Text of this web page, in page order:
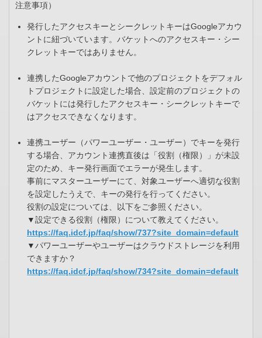
注意事項）
発行したアクセスキーとシークレットキーはGoogleアカウ
ントに紐づいています。バケットへのアクセスキー・シー
クレットキーではありません。
連携したGoogleアカウントで他のプロジェクトをデフォル
トプロジェクトに設定した場合、設定前のプロジェクトの
バケットには発行したアクセスキー・シークレットキーで
はアクセスできなくなります。
連携ユーザー（パワーユーザー・ユーザー）でキーを発行
する場合、アカウント連携直後は「役割（権限）」が未設
定のため、キー発行画面でエラーが発生します。
事前にマスターユーザーにて、対象ユーザーへ適切な役割
を設定したうえで、キーの発行を行ってください。
役割の設定については、以下をご参照ください。
▼設定できる役割（権限）について教えてください。
https://faq.idcf.jp/faq/show/737?site_domain=default
▼パワーユーザーやユーザーはクラウドストレージを利用
できますか？
https://faq.idcf.jp/faq/show/734?site_domain=default